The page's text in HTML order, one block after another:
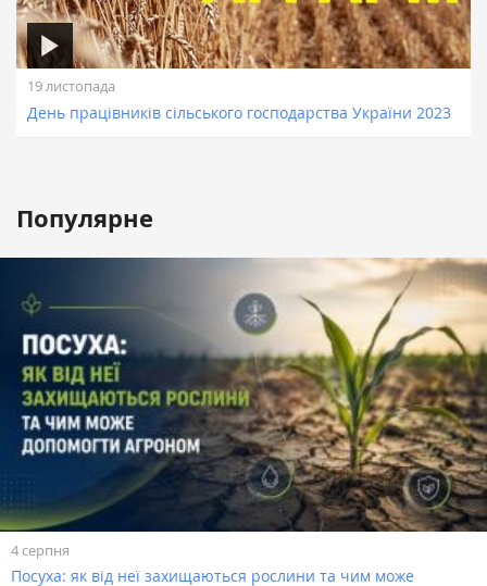
19 листопада
День працівників сільського господарства України 2023
Популярне
4 серпня
Посуха: як від неї захищаються рослини та чим може